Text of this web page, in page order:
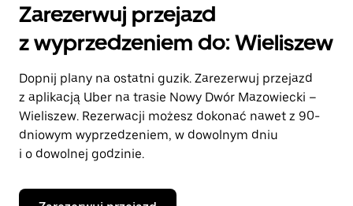
i wybrać
Naciśnij
klawisz
„Escape”,
aby
zamknąć
kalendarz.
Zarezerwuj przejazd
z wyprzedzeniem do: Wieliszew
Dopnij plany na ostatni guzik. Zarezerwuj przejazd
z aplikacją Uber na trasie Nowy Dwór Mazowiecki –
Wieliszew. Rezerwacji możesz dokonać nawet z 90-
dniowym wyprzedzeniem, w dowolnym dniu
i o dowolnej godzinie.